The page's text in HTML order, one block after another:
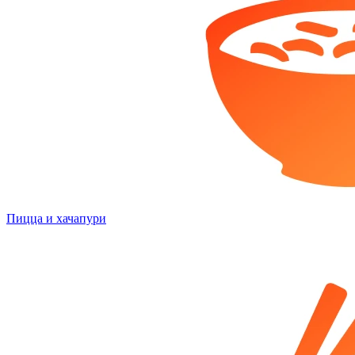
Пицца и хачапури